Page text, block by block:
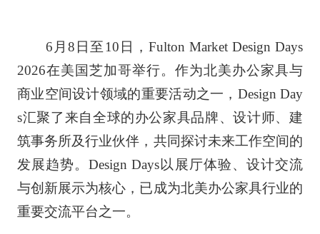
6月8日至10日，Fulton Market Design Days
2026在美国芝加哥举行。作为北美办公家具与
商业空间设计领域的重要活动之一，Design Day
s汇聚了来自全球的办公家具品牌、设计师、建
筑事务所及行业伙伴，共同探讨未来工作空间的
发展趋势。Design Days以展厅体验、设计交流
与创新展示为核心，已成为北美办公家具行业的
重要交流平台之一。